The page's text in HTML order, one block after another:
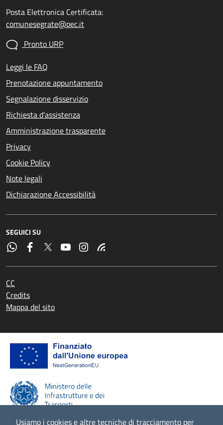
Usiamo i cookies e altre tecniche di tracciamento per
Posta Elettronica Certificata:
comunesegrate@pec.it
Pronto URP
Leggi le FAQ
Prenotazione appuntamento
Segnalazione disservizio
Richiesta d'assistenza
Amministrazione trasparente
Privacy
Cookie Policy
Note legali
Dichiarazione Accessibilità
SEGUICI SU
CC
Credits
Mappa del sito